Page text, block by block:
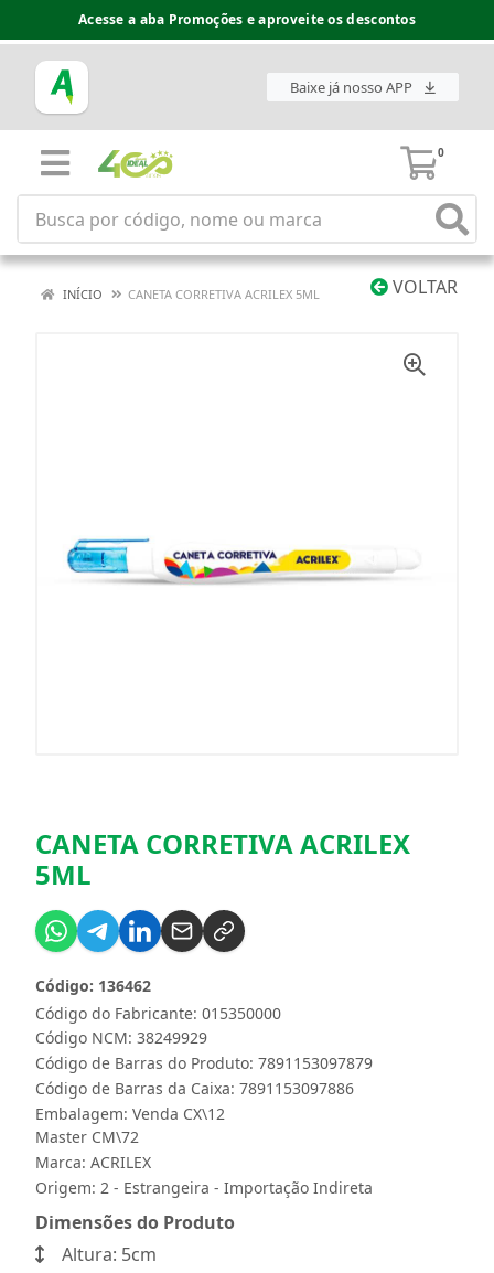
Acesse a aba Promoções e aproveite os descontos
Baixe já nosso APP
0
VOLTAR
INÍCIO CANETA CORRETIVA ACRILEX 5ML
CANETA CORRETIVA ACRILEX
5ML
Código do Fabricante: 015350000
Código: 136462
Código NCM: 38249929
Código de Barras do Produto: 7891153097879
Código de Barras da Caixa: 7891153097886
Embalagem: Venda CX\12
Master CM\72
Marca: ACRILEX
Origem: 2 - Estrangeira - Importação Indireta
Dimensões do Produto
Altura: 5cm